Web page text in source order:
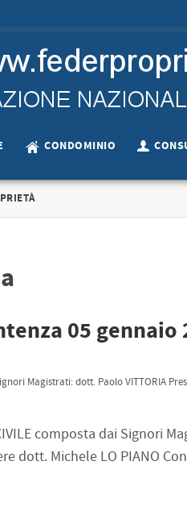
CONDOMINIO
05 gennaio
Magistrati: dott. Paolo VITTORIA
composta dai Signori
dott. Michele LO PIANO